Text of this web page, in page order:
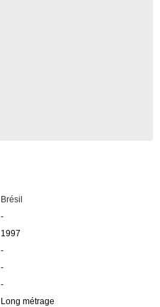
Brésil
-
1997
-
-
-
Long métrage